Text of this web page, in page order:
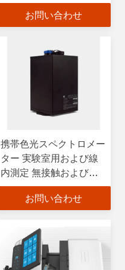
お問い合わせ
携帯色光スペクトロメー
ター 実験室用および線
内測定 無接触および
CRX-52モード
お問い合わせ